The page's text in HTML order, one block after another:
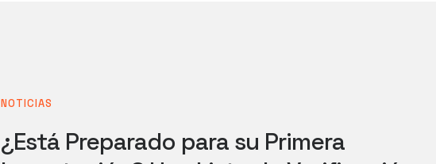
NOTICIAS
¿Está Preparado para su Primera